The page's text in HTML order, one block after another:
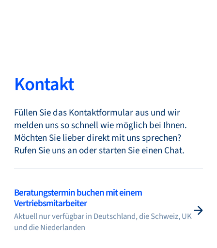
Suche... DE
Märkte
Kontakt
Füllen Sie das Kontaktformular aus und wir
melden uns so schnell wie möglich bei Ihnen.
Möchten Sie lieber direkt mit uns sprechen?
Rufen Sie uns an oder starten Sie einen Chat.
Beratungstermin buchen mit einem
Vertriebsmitarbeiter
Aktuell nur verfügbar in Deutschland, die Schweiz, UK
und die Niederlanden